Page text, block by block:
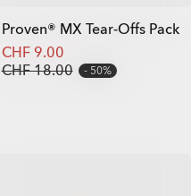
Proven® MX Tear-Offs Pack
CHF 9.00
CHF 18.00
50%